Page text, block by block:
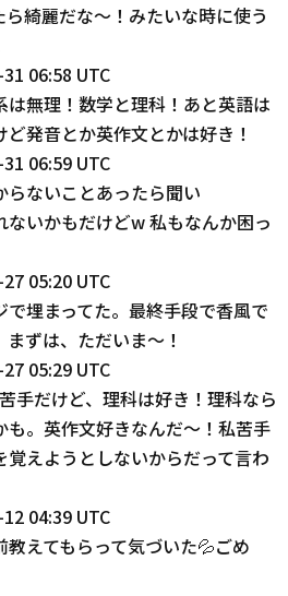
ら綺麗だな〜！みたいな時に使う
06:58 UTC
は無理！数学と理科！あと英語は
発音とか英作文とかは好き！
06:59 UTC
ないことあったら聞い
ないかもだけどw 私もなんか困っ
05:20 UTC
で埋まってた。最終手段で香風で
ずは、ただいま～！
05:29 UTC
手だけど、理科は好き！理科なら
も。英作文好きなんだ～！私苦手
覚えようとしないからだって言わ
04:39 UTC
えてもらって気づいた💦ごめ